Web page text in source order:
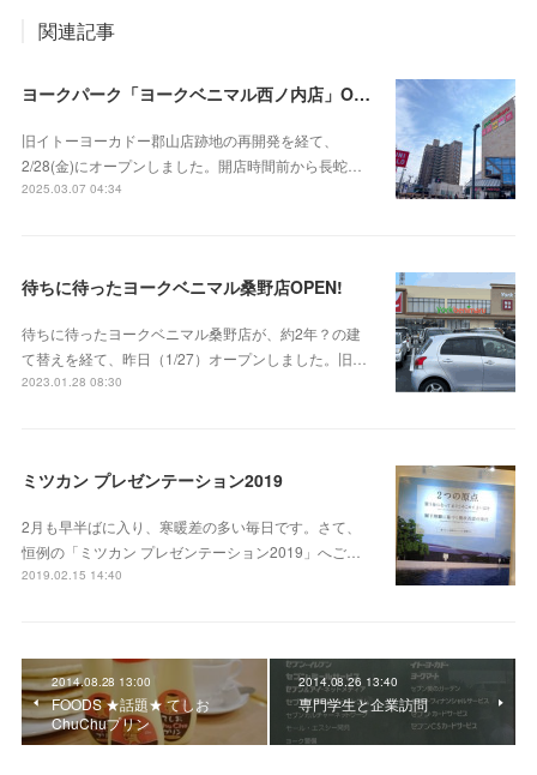
関連記事
ヨークパーク「ヨークベニマル西ノ内店」OPEN‼
旧イトーヨーカドー郡山店跡地の再開発を経て、
2/28(金)にオープンしました。開店時間前から長蛇…
2025.03.07 04:34
待ちに待ったヨークベニマル桑野店OPEN!
待ちに待ったヨークベニマル桑野店が、約2年？の建
て替えを経て、昨日（1/27）オープンしました。旧…
2023.01.28 08:30
ミツカン プレゼンテーション2019
2月も早半ばに入り、寒暖差の多い毎日です。さて、
恒例の「ミツカン プレゼンテーション2019」へご…
2019.02.15 14:40
2014.08.28 13:00
FOODS ★話題★ てしお
ChuChuプリン
2014.08.26 13:40
専門学生と企業訪問